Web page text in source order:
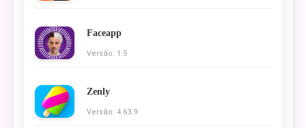
Faceapp
Versão: 1.5
Zenly
Versão: 4.63.9